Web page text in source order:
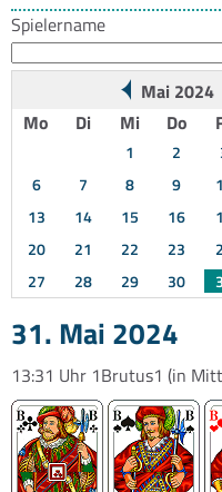
Spielername
Mai 2024
Mo
Di Mi Do
1 2
6
7 8 9
13
14 15 16
20
21 22 23
27
28 29 30
31. Mai 2024
13:31 Uhr 1Brutus1 (in